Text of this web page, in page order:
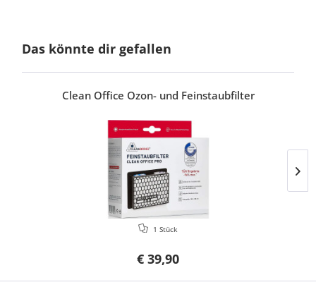
Das könnte dir gefallen
Clean Office Ozon- und Feinstaubfilter
€ 39,90
1 Stück